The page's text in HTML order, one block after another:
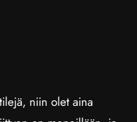
niin olet aina